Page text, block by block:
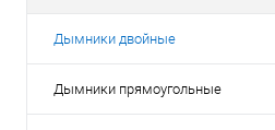
Дымники двойные
Дымники прямоугольные